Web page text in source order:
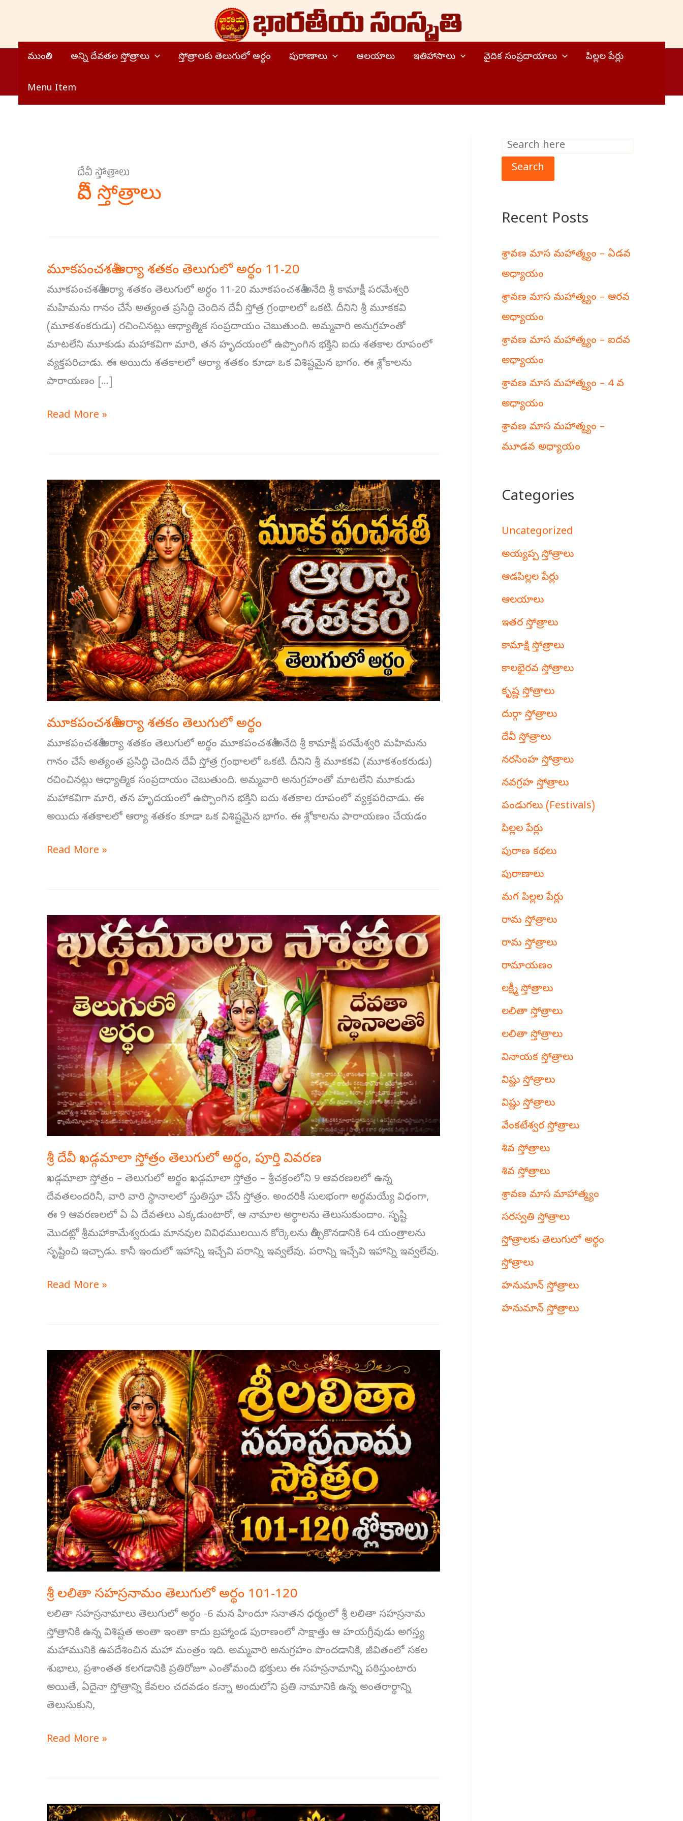
content
ముంగిలి అన్ని దేవతల స్తోత్రాలు స్తోత్రాలకు తెలుగులో అర్థం పురాణాలు ఆలయాలు ఇతిహాసాలు వైదిక సంప్రదాయాలు పిల్లల పేర్లు
Menu Item
దేవీ స్తోత్రాలు
దేవీ స్తోత్రాలు
మూకపంచశతీ ఆర్యా శతకం తెలుగులో అర్థం 11-20
మూకపంచశతీ ఆర్యా శతకం తెలుగులో అర్థం 11-20 మూకపంచశతీ అనేది శ్రీ కామాక్షీ పరమేశ్వరి
మహిమను గానం చేసే అత్యంత ప్రసిద్ధి చెందిన దేవీ స్తోత్ర గ్రంథాలలో ఒకటి. దీనిని శ్రీ మూకకవి
(మూకశంకరుడు) రచించినట్లు ఆధ్యాత్మిక సంప్రదాయం చెబుతుంది. అమ్మవారి అనుగ్రహంతో
మాటలేని మూకుడు మహాకవిగా మారి, తన హృదయంలో ఉప్పొంగిన భక్తిని ఐదు శతకాల రూపంలో
వ్యక్తపరిచాడు. ఈ అయిదు శతకాలలో ఆర్యా శతకం కూడా ఒక విశిష్టమైన భాగం. ఈ శ్లోకాలను
పారాయణం […]
మూకపంచశతీ
ఆర్యా
శతకం
తెలుగులో
అర్థం
11-
20
Read More »
మూకపంచశతీ ఆర్యా శతకం తెలుగులో అర్థం
మూకపంచశతీ ఆర్యా శతకం తెలుగులో అర్థం మూకపంచశతీ అనేది శ్రీ కామాక్షీ పరమేశ్వరి మహిమను
గానం చేసే అత్యంత ప్రసిద్ధి చెందిన దేవీ స్తోత్ర గ్రంథాలలో ఒకటి. దీనిని శ్రీ మూకకవి (మూకశంకరుడు)
రచించినట్లు ఆధ్యాత్మిక సంప్రదాయం చెబుతుంది. అమ్మవారి అనుగ్రహంతో మాటలేని మూకుడు
మహాకవిగా మారి, తన హృదయంలో ఉప్పొంగిన భక్తిని ఐదు శతకాల రూపంలో వ్యక్తపరిచాడు. ఈ
అయిదు శతకాలలో ఆర్యా శతకం కూడా ఒక విశిష్టమైన భాగం. ఈ శ్లోకాలను పారాయణం చేయడం
మూకపంచశతీ
ఆర్యా
శతకం
తెలుగులో
అర్థం
Read More »
శ్రీ దేవీ ఖడ్గమాలా స్తోత్రం తెలుగులో అర్థం, పూర్తి వివరణ
ఖడ్గమాలా స్తోత్రం – తెలుగులో అర్థం ఖడ్గమాలా స్తోత్రం – శ్రీచక్రంలోని 9 ఆవరణలలో ఉన్న
దేవతలందరినీ, వారి వారి స్థానాలలో స్తుతిస్తూ చేసే స్తోత్రం. అందరికీ సులభంగా అర్థమయ్యే విధంగా,
ఈ 9 ఆవరణలలో ఏ ఏ దేవతలు ఎక్కడుంటారో, ఆ నామాల అర్థాలను తెలుసుకుందాం. సృష్టి
మొదట్లో శ్రీమహాకామేశ్వరుడు మానవుల వివిధములయిన కోర్కెలను తీర్చుకొనడానికి 64 యంత్రాలను
సృష్టించి ఇచ్చాడు. కానీ ఇందులో ఇహాన్ని ఇచ్చేవి పరాన్ని ఇవ్వలేవు. పరాన్ని ఇచ్చేవి ఇహాన్ని ఇవ్వలేవు.
శ్రీ
దేవీ
ఖడ్గమాలా
స్తోత్రం
తెలుగులో
అర్థం,
పూర్తి
వివరణ
Read More »
శ్రీ లలితా సహస్రనామం తెలుగులో అర్థం 101-120
లలితా సహస్రనామాలు తెలుగులో అర్థం -6 మన హిందూ సనాతన ధర్మంలో శ్రీ లలితా సహస్రనామ
స్తోత్రానికి ఉన్న విశిష్టత అంతా ఇంతా కాదు బ్రహ్మాండ పురాణంలో సాక్షాత్తు ఆ హయగ్రీవుడు అగస్త్య
మహామునికి ఉపదేశించిన మహా మంత్రం ఇది. అమ్మవారి అనుగ్రహం పొందడానికి, జీవితంలో సకల
శుభాలు, ప్రశాంతత కలగడానికి ప్రతిరోజూ ఎంతోమంది భక్తులు ఈ సహస్రనామాన్ని పఠిస్తుంటారు
అయితే, ఏదైనా స్తోత్రాన్ని కేవలం చదవడం కన్నా అందులోని ప్రతి నామానికి ఉన్న అంతరార్థాన్ని
తెలుసుకుని,
లలితా
సహస్రనామం
తెలుగులో
అర్థం
101-
120
Read More »
సౌందర్యలహరి
c
Search
Recent Posts
శ్రావణ మాస మహాత్మ్యం – ఏడవ
అధ్యాయం
శ్రావణ మాస మహాత్మ్యం – ఆరవ
అధ్యాయం
శ్రావణ మాస మహాత్మ్యం – ఐదవ
అధ్యాయం
శ్రావణ మాస మహాత్మ్యం – 4 వ
అధ్యాయం
శ్రావణ మాస మహాత్మ్యం –
మూడవ అధ్యాయం
Categories
Uncategorized
అయ్యప్ప స్తోత్రాలు
ఆడపిల్లల పేర్లు
ఆలయాలు
ఇతర స్తోత్రాలు
కామాక్షి స్తోత్రాలు
కాలభైరవ స్తోత్రాలు
కృష్ణ స్తోత్రాలు
దుర్గా స్తోత్రాలు
దేవీ స్తోత్రాలు
నరసింహ స్తోత్రాలు
నవగ్రహ స్తోత్రాలు
పండుగలు (Festivals)
పిల్లల పేర్లు
పురాణ కథలు
పురాణాలు
మగ పిల్లల పేర్లు
రామ స్తోత్రాలు
రామ స్తోత్రాలు
రామాయణం
లక్ష్మీ స్తోత్రాలు
లలితా స్తోత్రాలు
లలితా స్తోత్రాలు
వినాయక స్తోత్రాలు
విష్ణు స్తోత్రాలు
విష్ణు స్తోత్రాలు
వేంకటేశ్వర స్తోత్రాలు
శివ స్తోత్రాలు
శివ స్తోత్రాలు
శ్రావణ మాస మాహాత్మ్యం
సరస్వతి స్తోత్రాలు
స్తోత్రాలకు తెలుగులో అర్థం
స్తోత్రాలు
హనుమాన్ స్తోత్రాలు
హనుమాన్ స్తోత్రాలు